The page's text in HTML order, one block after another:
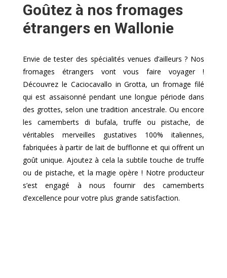
Goûtez à nos fromages
étrangers en Wallonie
Envie de tester des spécialités venues d’ailleurs ? Nos
fromages étrangers vont vous faire voyager !
Découvrez le Caciocavallo in Grotta, un fromage filé
qui est assaisonné pendant une longue période dans
des grottes, selon une tradition ancestrale. Ou encore
les camemberts di bufala, truffe ou pistache, de
véritables merveilles gustatives 100% italiennes,
fabriquées à partir de lait de bufflonne et qui offrent un
goût unique. Ajoutez à cela la subtile touche de truffe
ou de pistache, et la magie opère ! Notre producteur
s’est engagé à nous fournir des camemberts
d’excellence pour votre plus grande satisfaction.